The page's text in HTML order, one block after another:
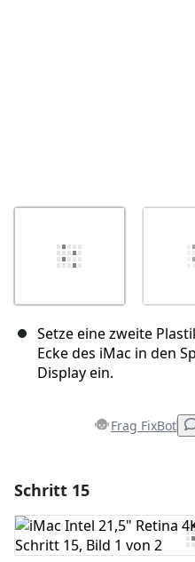
Setze eine zweite
Ecke des iMac in den
Display ein.
Frag FixBot
Kommentar
Schritt 15